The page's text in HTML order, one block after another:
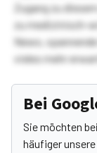
Zugang zu
zu medizinisch-
News,
vieles mehr
Bei
Sie möchten
häufiger